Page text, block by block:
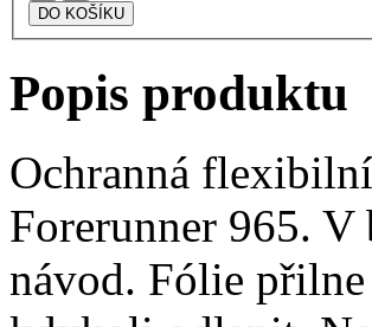
Popis produktu
Ochranná
Forerunner 965. V
návod. Fólie